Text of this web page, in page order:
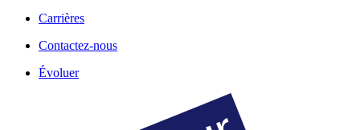
Carrières
Contactez-nous
Évoluer